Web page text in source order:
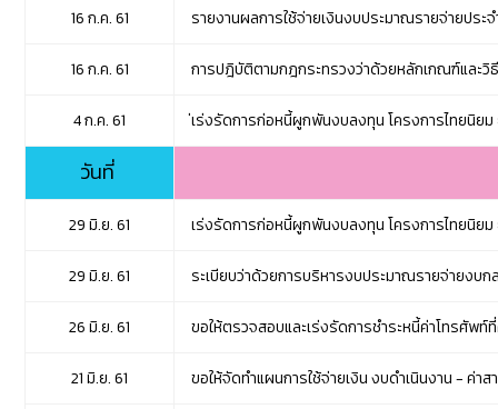
16 ก.ค. 61 รายงานผลการใช้จ่ายเงินงบประมาณรายจ่ายประ
16 ก.ค. 61 การปฎิบัติตามกฎกระทรวงว่าด้วยหลักเกณฑ์และวิ
4 ก.ค. 61 เร่งรัดการก่อหนี้ผูกพันงบลงทุน โครงการไทยนิย
วันที่
29 มิ.ย. 61 เร่งรัดการก่อหนี้ผูกพันงบลงทุน โครงการไทยนิย
29 มิ.ย. 61 ระเบียบว่าด้วยการบริหารงบประมาณรายจ่ายงบ
26 มิ.ย. 61 ขอให้ตรวจสอบและเร่งรัดการชำระหนี้ค่าโทรศัพท์
21 มิ.ย. 61 ขอให้จัดทำแผนการใช้จ่ายเงิน งบดำเนินงาน - ค่